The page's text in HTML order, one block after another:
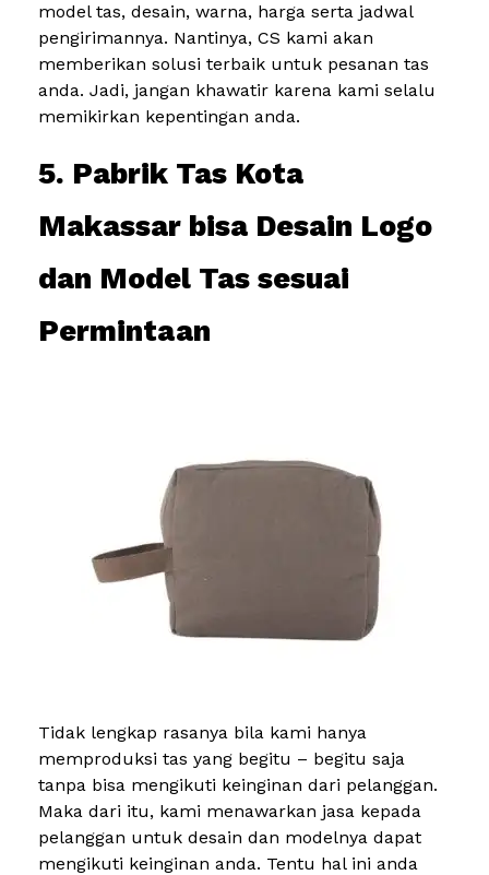
model tas, desain, warna, harga serta jadwal
pengirimannya. Nantinya, CS kami akan
memberikan solusi terbaik untuk pesanan tas
anda. Jadi, jangan khawatir karena kami selalu
memikirkan kepentingan anda.
5. Pabrik Tas Kota
Makassar bisa Desain Logo
dan Model Tas sesuai
Permintaan
Tidak lengkap rasanya bila kami hanya
memproduksi tas yang begitu – begitu saja
tanpa bisa mengikuti keinginan dari pelanggan.
Maka dari itu, kami menawarkan jasa kepada
pelanggan untuk desain dan modelnya dapat
mengikuti keinginan anda. Tentu hal ini anda